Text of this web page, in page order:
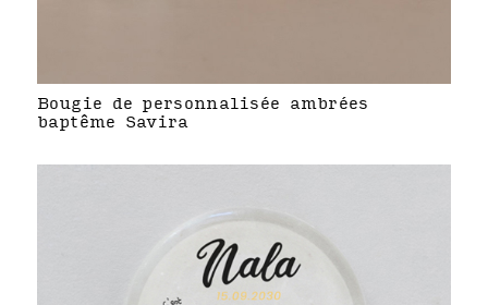
Bougie de personnalisée ambrées
baptême Savira